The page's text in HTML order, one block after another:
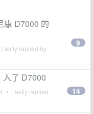
康 D7000 的
Lastly replied by
9
入了 D7000
• Lastly replied
14